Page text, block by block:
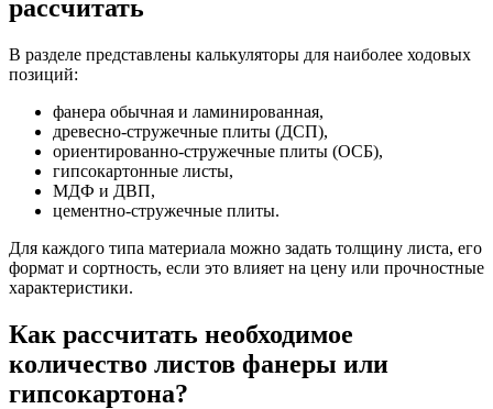
рассчитать
В разделе представлены калькуляторы для наиболее ходовых
позиций:
фанера обычная и ламинированная,
древесно-стружечные плиты (ДСП),
ориентированно-стружечные плиты (ОСБ),
гипсокартонные листы,
МДФ и ДВП,
цементно-стружечные плиты.
Для каждого типа материала можно задать толщину листа, его
формат и сортность, если это влияет на цену или прочностные
характеристики.
Как рассчитать необходимое
количество листов фанеры или
гипсокартона?